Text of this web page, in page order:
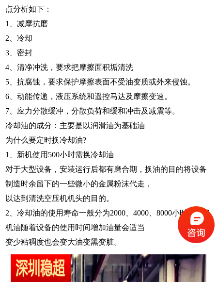
点分析如下：
1
、减摩抗磨
2 、冷却
3 、密封
4 、清净冲洗，要求把摩擦面积垢清洗
5 、抗腐蚀，要求保护摩擦表面不受油变质或外来侵蚀。
6 、动能传递，液压系统和遥控马达及摩擦变速。
7 、应力分散缓冲，分散负荷和缓和冲击及减震等。
冷却油的成分：主要是以润滑油为基础油
为什么要定时换冷却油?
1
、新机使用 500小时需换冷却油
对于大型设备，安装运行后都有磨合期，换油的目的将设备
制造时余留下的一些微小的金属粉沫代走，
以达到清洗空压机机头的目的。
2 、冷却油的使用寿命一般分为2000 、4000 、8000小时按时换
机油随着设备的使用时间增加油量会适当
变少粘稠度也会变大油变黑变脏。